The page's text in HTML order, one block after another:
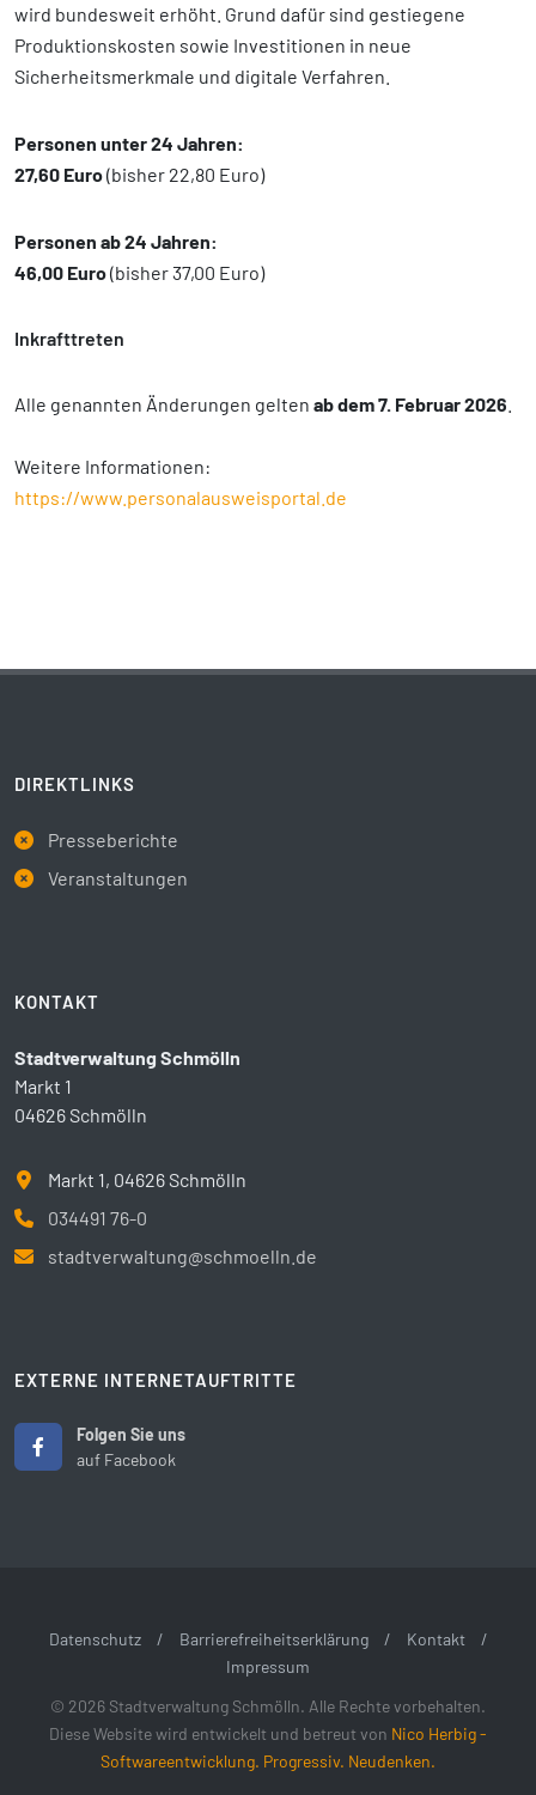
wird bundesweit erhöht. Grund dafür sind gestiegene
Produktionskosten sowie Investitionen in neue
Sicherheitsmerkmale und digitale Verfahren.
Personen unter 24 Jahren:
27,60 Euro(bisher 22,80 Euro)
Personen ab 24 Jahren:
46,00 Euro(bisher 37,00 Euro)
Inkrafttreten
Alle genannten Änderungen gelten ab dem 7. Februar 2026
Weitere Informationen:
https://www.personalausweisportal.de
DIREKTLINKS
Presseberichte
Veranstaltungen
KONTAKT
Stadtverwaltung Schmölln
Markt 1
04626 Schmölln
Markt 1, 04626 Schmölln
034491 76-0
stadtverwaltung@schmoelln.de
EXTERNE INTERNETAUFTRITTE
Folgen Sie uns
auf Facebook
Datenschutz / Barrierefreiheitserklärung / Kontakt
/
Impressum
© 2026 Stadtverwaltung Schmölln. Alle Rechte vorbehalten.
Diese Website wird entwickelt und betreut von Nico Herbig -
Softwareentwicklung. Progressiv. Neudenken.